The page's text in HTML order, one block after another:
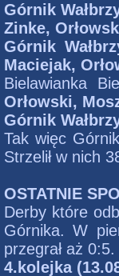
Górnik
Zinke,
Górnik
Maciejak,
Bielawianka
Orłowski,
Górnik
Tak więc
Strzelił w nich
OSTATNIE
Derby które
Górnika. W
przegrał aż 0:5.
4.kolejka